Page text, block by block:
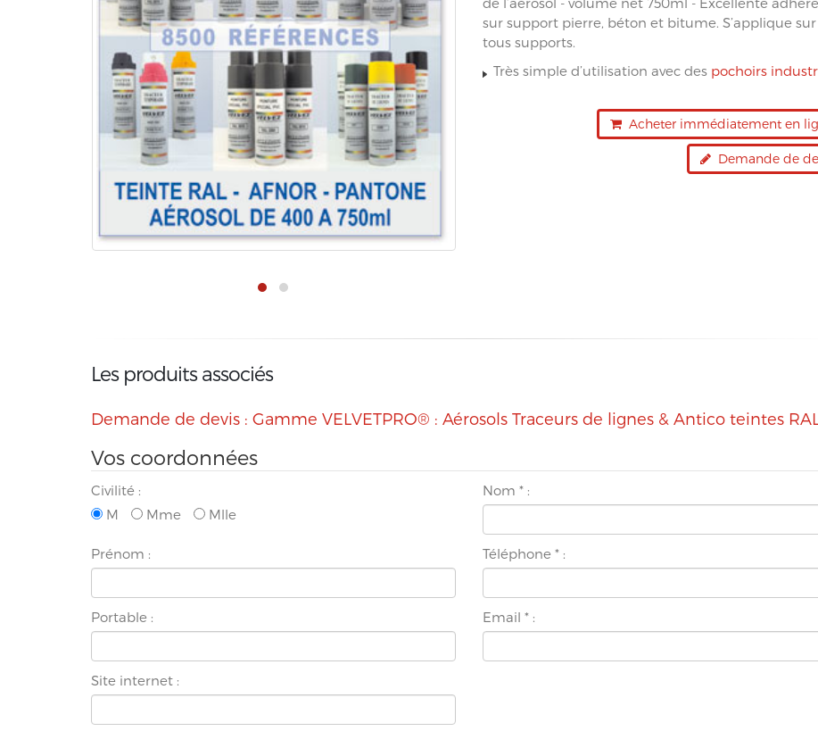
sur support pierre, béton et bitume. S’applique sur
tous supports.
Très simple d’utilisation avec des pochoirs
Acheter immédiatement en
Demande de
Les produits associés
Demande de devis : Gamme VELVETPRO® : Aérosols Traceurs de lignes & Antico teintes RAL
Vos coordonnées
Civilité :
M
Mme Mlle
Nom * :
Prénom : Téléphone * :
Portable : Email * :
Site internet :